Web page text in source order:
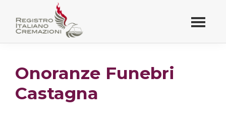
contenuto
principaleRegistro Italiano
Onoranze Funebri
Castagna